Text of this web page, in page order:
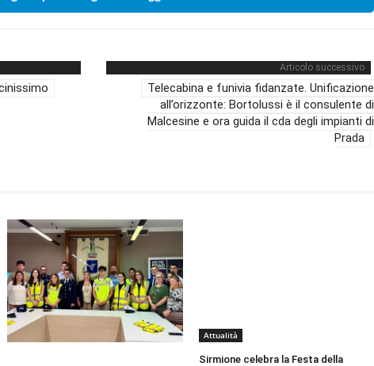
Articolo successivo
Telecabina e funivia fidanzate. Unificazione
all’orizzonte: Bortolussi è il consulente di
Malcesine e ora guida il cda degli impianti di
Prada
Attualità
Sirmione celebra la Festa della